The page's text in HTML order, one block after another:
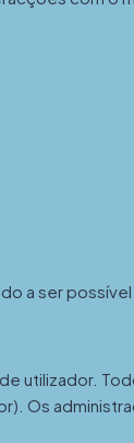
a ser
utilizador.
Os